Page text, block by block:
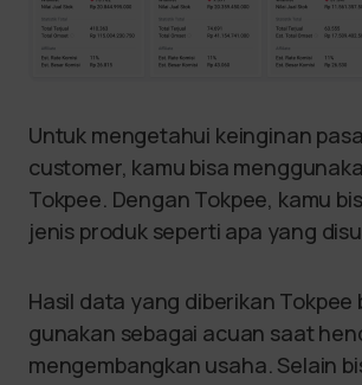
Untuk mengetahui keinginan
customer, kamu bisa
Tokpee. Dengan Tokpee, kamu
jenis produk seperti apa yang
Hasil data yang diberikan Tokpee
gunakan sebagai acuan saat
mengembangkan usaha. Selain